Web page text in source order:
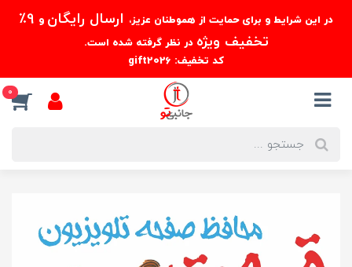
در این شرایط و برای حمایت از هموطنان عزیز، ارسال رایگان و
9٪
تخفیف ویژه در نظر گرفته شده است.
کد تخفیف: gift2026
0